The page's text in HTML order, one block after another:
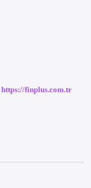
https://finplus.com.tr